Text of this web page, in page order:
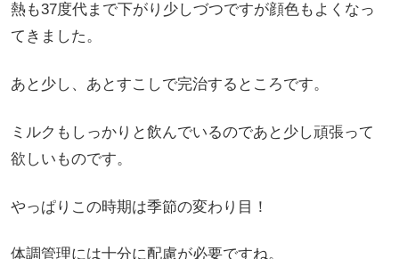
熱も37度代まで下がり少しづつですが顔色もよくなっ
てきました。
あと少し、あとすこしで完治するところです。
ミルクもしっかりと飲んでいるのであと少し頑張って
欲しいものです。
やっぱりこの時期は季節の変わり目！
体調管理には十分に配慮が必要ですね。